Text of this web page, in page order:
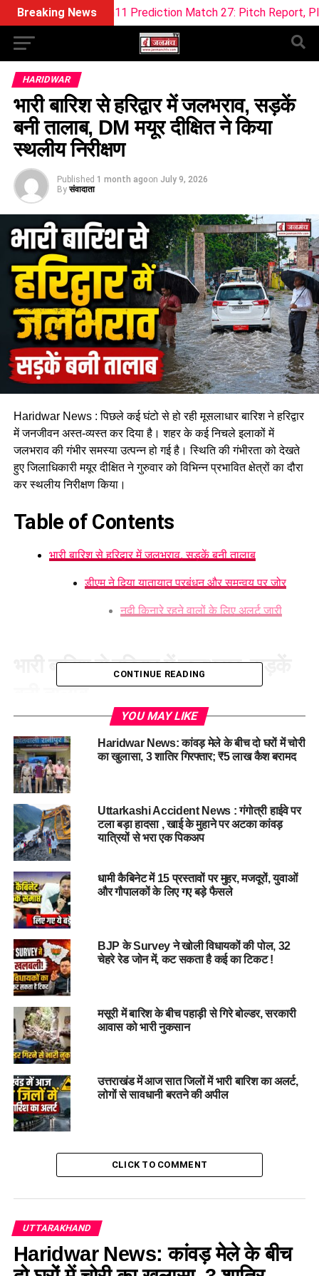
Breaking News
Dream11 Prediction Match 27: Pitch Report, Playing XI &
HARIDWAR
भारी बारिश से हरिद्वार में जलभराव, सड़कें
बनी तालाब, DM मयूर दीक्षित ने किया
स्थलीय निरीक्षण
Published 1 month agoon July 9, 2026
By संवादाता
Haridwar News : पिछले कई घंटो से हो रही मूसलाधार बारिश ने हरिद्वार
में जनजीवन अस्त-व्यस्त कर दिया है। शहर के कई निचले इलाकों में
जलभराव की गंभीर समस्या उत्पन्न हो गई है। स्थिति की गंभीरता को देखते
हुए जिलाधिकारी मयूर दीक्षित ने गुरुवार को विभिन्न प्रभावित क्षेत्रों का दौरा
कर स्थलीय निरीक्षण किया।
Table of Contents
भारी बारिश से हरिद्वार में जलभराव, सड़कें बनी तालाब
​डीएम ने दिया यातायात प्रबंधन और समन्वय पर जोर
​नदी किनारे रहने वालों के लिए अलर्ट जारी
भारी बारिश से हरिद्वार में जलभराव, सड़कें
बनी तालाब
लगातार हो रही बारिशके कारण सड़कें तालाब बन गई हैं। कई
इलाकों में जलभराव की स्थिति देखने को मिली है। जिसके बाद
जिलाधिकारी मयूर दीक्षित ने स्थलीय निरीक्षण किया है। जिलाधिकारी ने
भगत सिंह चौक, रानीपुर मोड़, कनखल के गुरुबख्श विहार और राष्ट्रीय
राजमार्ग स्थित भूमनानंद अस्पताल के निकट जलभराव का जायजा लिया।
मौके पर मौजूद स्थिति का आकलन करते हुए उन्होंने अधिकारियों को जल
निकासी के लिए तत्काल प्रभाव से कार्य करने के निर्देश दिए।
​डीएम ने दिया यातायात प्रबंधन और समन्वय पर
जोर
निरीक्षण के दौरान जिलाधिकारी ने पुलिस और संबंधित विभागीय अधिकारियों
को स्पष्ट निर्देश दिए कि जिन मार्गों पर पानी भरा है, वहां यातायात को
डायवर्ट किया जाए ताकि जाम न लगे और आमजन को राहत मिले। उन्होंने
विभागों के बीच आपसी समन्वय बनाकर ‘त्वरित कार्रवाई’ करने की बात कही
ताकि जलभराव से उत्पन्न किसी भी अप्रिय स्थिति को टाला जा सके।
श्रद्धालुओं को विशेष सतर्कता बरतने की सलाह दी। उन्होंने अपील की कि
लोग अनावश्यक रूप से नदी किनारों और घाटों की ओर न जाएं। साथ ही,
संबंधित अधिकारियों को निर्देशित किया कि जन जागरूकता अभियान चलाया
CONTINUE READING
YOU MAY LIKE
Haridwar News: कांवड़ मेले के बीच दो घरों में चोरी
का खुलासा, 3 शातिर गिरफ्तार; ₹5 लाख कैश बरामद
Uttarkashi Accident News : गंगोत्री हाईवे पर
टला बड़ा हादसा , खाई के मुहाने पर अटका कांवड़
यात्रियों से भरा एक पिकअप
धामी कैबिनेट में 15 प्रस्तावों पर मुहर, मजदूरों, युवाओं
और गौपालकों के लिए गए बड़े फैसले
BJP के Survey ने खोली विधायकों की पोल, 32
चेहरे रेड जोन में, कट सकता है कई का टिकट !
मसूरी में बारिश के बीच पहाड़ी से गिरे बोल्डर, सरकारी
आवास को भारी नुकसान
उत्तराखंड में आज सात जिलों में भारी बारिश का अलर्ट,
लोगों से सावधानी बरतने की अपील
CLICK TO COMMENT
UTTARAKHAND
Haridwar News: कांवड़ मेले के बीच